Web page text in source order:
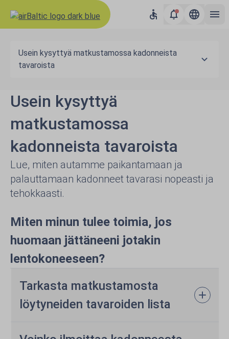
Usein kysyttyä matkustamossa kadonneista
tavaroista
Usein kysyttyä
matkustamossa
kadonneista tavaroista
Lue, miten autamme paikantamaan ja
palauttamaan kadonneet tavarasi nopeasti ja
tehokkaasti.
Miten minun tulee toimia, jos
huomaan jättäneeni jotakin
lentokoneeseen?
Tarkasta matkustamosta
löytyneiden tavaroiden lista